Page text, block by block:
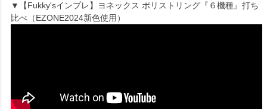
▼【Fukky'sインプレ】ヨネックス ポリストリング『６機種』打ち
比べ（EZONE2024新色使用）